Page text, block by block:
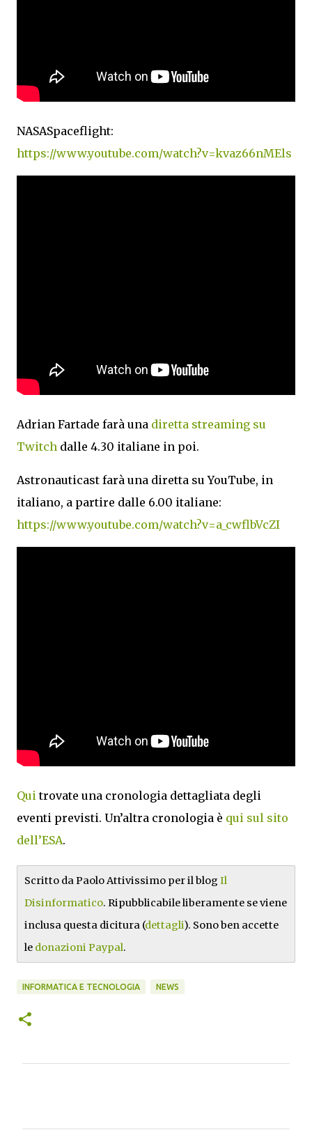
NASASpaceflight:
https://www.youtube.com/watch?v=kvaz66nMEls
Adrian Fartade farà una diretta streaming su
Twitch dalle 4.30 italiane in poi.
Astronauticast farà una diretta su YouTube, in
italiano, a partire dalle 6.00 italiane:
https://www.youtube.com/watch?v=a_cwflbVcZI
Quitrovate una cronologia dettagliata degli
eventi previsti. Un’altra cronologia è qui sul sito
dell’ESA.
Scritto da Paolo Attivissimo per il blog Il
Disinformatico. Ripubblicabile liberamente se viene
inclusa questa dicitura (dettagli). Sono ben accette
le donazioni Paypal.
INFORMATICA E TECNOLOGIA NEWS